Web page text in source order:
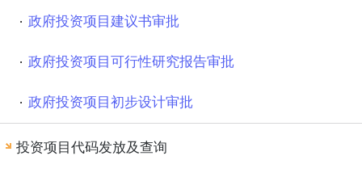
政府投资项目建议书审批
政府投资项目可行性研究报告审批
政府投资项目初步设计审批
投资项目代码发放及查询